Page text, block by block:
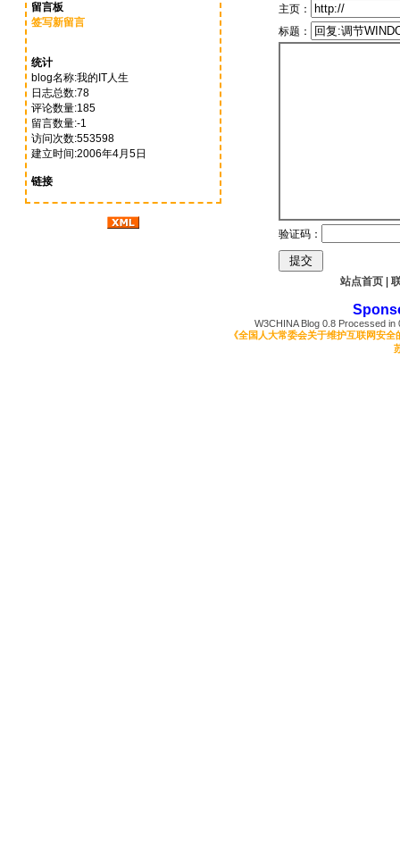
留言板
签写新留言
统计
blog名称:我的IT人生
日志总数:78
评论数量:185
留言数量:-1
访问次数:553598
建立时间:2006年4月5日
链接
主页：
标题：
验证码：
站点首页|
W3CHINA Blog 0.8 Processed
《全国人大常委会关于维护互联网安全